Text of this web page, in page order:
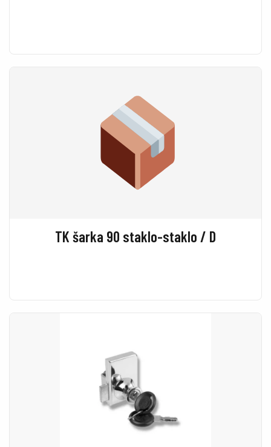
TK šarka 90 staklo-staklo / D